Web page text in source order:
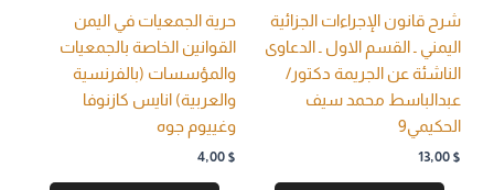
شرح قانون الإجراءات الجزائية
اليمني ـ القسم الاول ـ الدعاوى
الناشئة عن الجريمة دكتور/
عبدالباسط محمد سيف
الحكيمي9
13,00 $
حرية الجمعيات في اليمن
القوانين الخاصة بالجمعيات
والمؤسسات (بالفرنسية
والعربية) انايس كازنوفا
وغييوم جوه
4,00 $